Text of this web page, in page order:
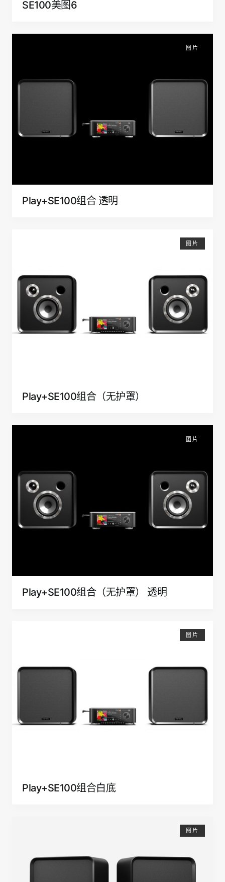
SE100美图6
图片
Play+SE100组合 透明
图片
Play+SE100组合（无护罩）
图片
Play+SE100组合（无护罩） 透明
图片
Play+SE100组合白底
图片